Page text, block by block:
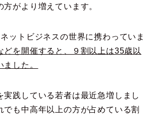
がより増えています。
ットビジネスの世界に携わっていま
どを開催すると、９割以上は35歳以
した。
実践している若者は最近急増しまし
でも中高年以上の方が占めている割